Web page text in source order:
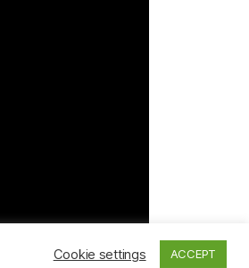
Cookie settings ACCEPT